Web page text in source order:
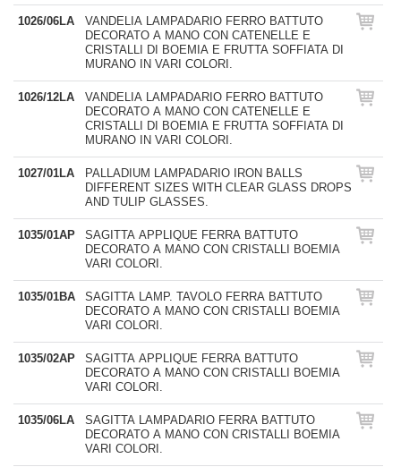
1026/06LA
VANDELIA LAMPADARIO FERRO BATTUTO
DECORATO A MANO CON CATENELLE E
CRISTALLI DI BOEMIA E FRUTTA SOFFIATA DI
MURANO IN VARI COLORI.
1026/12LA
VANDELIA LAMPADARIO FERRO BATTUTO
DECORATO A MANO CON CATENELLE E
CRISTALLI DI BOEMIA E FRUTTA SOFFIATA DI
MURANO IN VARI COLORI.
1027/01LA
PALLADIUM LAMPADARIO IRON BALLS
DIFFERENT SIZES WITH CLEAR GLASS DROPS
AND TULIP GLASSES.
1035/01AP
SAGITTA APPLIQUE FERRA BATTUTO
DECORATO A MANO CON CRISTALLI BOEMIA
VARI COLORI.
1035/01BA
SAGITTA LAMP. TAVOLO FERRA BATTUTO
DECORATO A MANO CON CRISTALLI BOEMIA
VARI COLORI.
1035/02AP
SAGITTA APPLIQUE FERRA BATTUTO
DECORATO A MANO CON CRISTALLI BOEMIA
VARI COLORI.
1035/06LA
SAGITTA LAMPADARIO FERRA BATTUTO
DECORATO A MANO CON CRISTALLI BOEMIA
VARI COLORI.